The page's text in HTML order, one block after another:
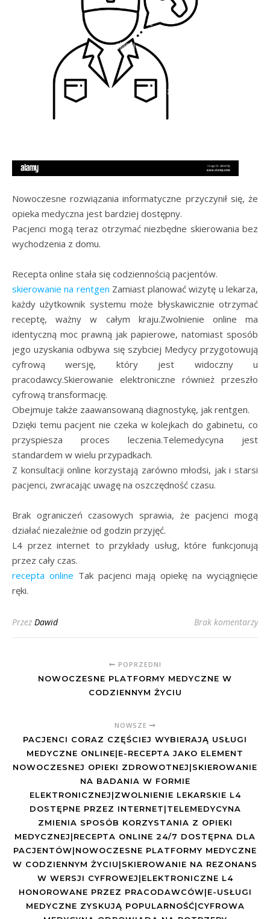
Nowoczesne rozwiązania informatyczne przyczynił się, że
opieka medyczna jest bardziej dostępny.
Pacjenci mogą teraz otrzymać niezbędne skierowania bez
wychodzenia z domu.
Recepta online stała się codziennością pacjentów.
skierowanie na rentgen Zamiast planować wizytę u lekarza,
każdy użytkownik systemu może błyskawicznie otrzymać
receptę, ważny w całym kraju.Zwolnienie online ma
identyczną moc prawną jak papierowe, natomiast sposób
jego uzyskania odbywa się szybciej Medycy przygotowują
cyfrową wersję, który jest widoczny u
pracodawcy.Skierowanie elektroniczne również przeszło
cyfrową transformację.
Obejmuje także zaawansowaną diagnostykę, jak rentgen.
Dzięki temu pacjent nie czeka w kolejkach do gabinetu, co
przyspiesza proces leczenia.Telemedycyna jest
standardem w wielu przypadkach.
Z konsultacji online korzystają zarówno młodsi, jak i starsi
pacjenci, zwracając uwagę na oszczędność czasu.
Brak ograniczeń czasowych sprawia, że pacjenci mogą
działać niezależnie od godzin przyjęć.
L4 przez internet to przykłady usług, które funkcjonują
przez cały czas.
recepta online Tak pacjenci mają opiekę na wyciągnięcie
ręki.
Przez Dawid Brak komentarzy
POPRZEDNI
NOWOCZESNE PLATFORMY MEDYCZNE W
CODZIENNYM ŻYCIU
NOWSZE
PACJENCI CORAZ CZĘŚCIEJ WYBIERAJĄ USŁUGI
MEDYCZNE ONLINE|E-RECEPTA JAKO ELEMENT
NOWOCZESNEJ OPIEKI ZDROWOTNEJ|SKIEROWANIE
NA BADANIA W FORMIE
ELEKTRONICZNEJ|ZWOLNIENIE LEKARSKIE L4
DOSTĘPNE PRZEZ INTERNET|TELEMEDYCYNA
ZMIENIA SPOSÓB KORZYSTANIA Z OPIEKI
MEDYCZNEJ|RECEPTA ONLINE 24/7 DOSTĘPNA DLA
PACJENTÓW|NOWOCZESNE PLATFORMY MEDYCZNE
W CODZIENNYM ŻYCIU|SKIEROWANIE NA REZONANS
W WERSJI CYFROWEJ|ELEKTRONICZNE L4
HONOROWANE PRZEZ PRACODAWCÓW|E-USŁUGI
MEDYCZNE ZYSKUJĄ POPULARNOŚĆ|CYFROWA